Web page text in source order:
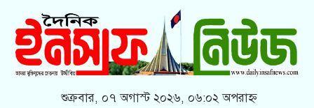
শুক্রবার, ০৭ অগাস্ট ২০২৬, ০৬:০২ অপরাহ্ন